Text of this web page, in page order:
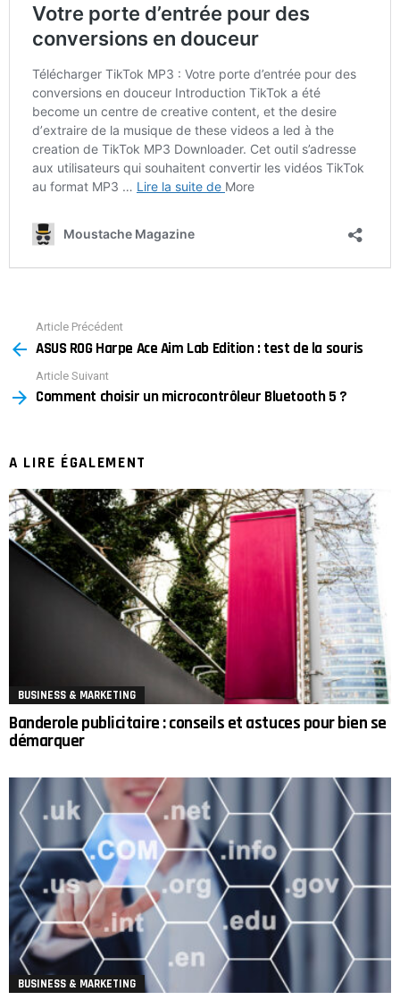
more
Article Précédent
ASUS ROG Harpe Ace Aim Lab Edition : test de la souris
Article Suivant
Comment choisir un microcontrôleur Bluetooth 5 ?
A LIRE ÉGALEMENT
BUSINESS & MARKETING
Banderole publicitaire : conseils et astuces pour bien se
démarquer
BUSINESS & MARKETING